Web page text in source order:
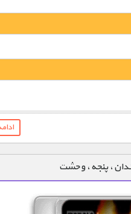
پنجه، وحشت